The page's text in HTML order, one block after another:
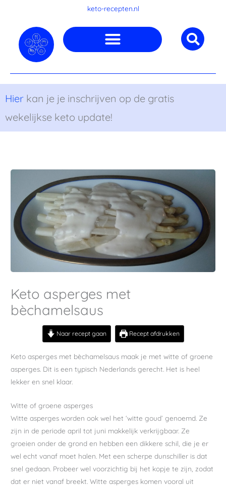
inhoud
keto-recepten.nl
Hier kan je je inschrijven op de gratis
wekelijkse keto update!
Keto asperges met
bèchamelsaus
Naar recept gaan Recept afdrukken
Keto asperges met bèchamelsaus maak je met witte of groene
asperges. Dit is een typisch Nederlands gerecht. Het is heel
lekker en snel klaar.
Witte of groene asperges
Witte asperges worden ook wel het ‘witte goud’ genoemd. Ze
zijn in de periode april tot juni makkelijk verkrijgbaar. Ze
groeien onder de grond en hebben een dikkere schil, die je er
wel echt vanaf moet halen. Met een scherpe dunschiller is dat
snel gedaan. Probeer wel voorzichtig bij het kopje te zijn, zodat
dat er niet vanaf breekt. Witte asperges komen vooral uit